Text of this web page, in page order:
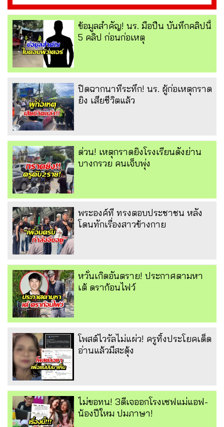
ข้อมูลสำคัญ! นร. มือปืน บันทึกคลิปนี้
5 คลิป ก่อนก่อเหตุ
ปิดฉากนาทีระทึก! นร. ผู้ก่อเหตุกราด
ยิง เสียชีวิตแล้ว
ด่วน! เหตุกราดยิงโรงเรียนดังย่าน
บางกรวย คนเจ็บพุ่ง
พระองค์ที ทรงตอบประชาชน หลัง
โดนทักเรื่องสาวข้างกาย
หวั่นเกิดอันตราย! ประกาศตามหา
เต้ ดราก้อนไฟว์
โพสต์ไวรัลไม่แผ่ว! ครูทิ้งประโยคเด็ด
อ่านแล้วมีสะดุ้ง
ไม่ขอทน! 3ดีเจออกโรงเซฟแม่แอฟ-
น้องปีใหม ปมภาษา!